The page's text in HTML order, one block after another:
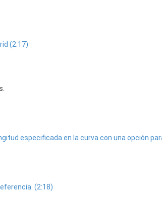
(2:17)
especificada en la curva con una opción
(2:18)